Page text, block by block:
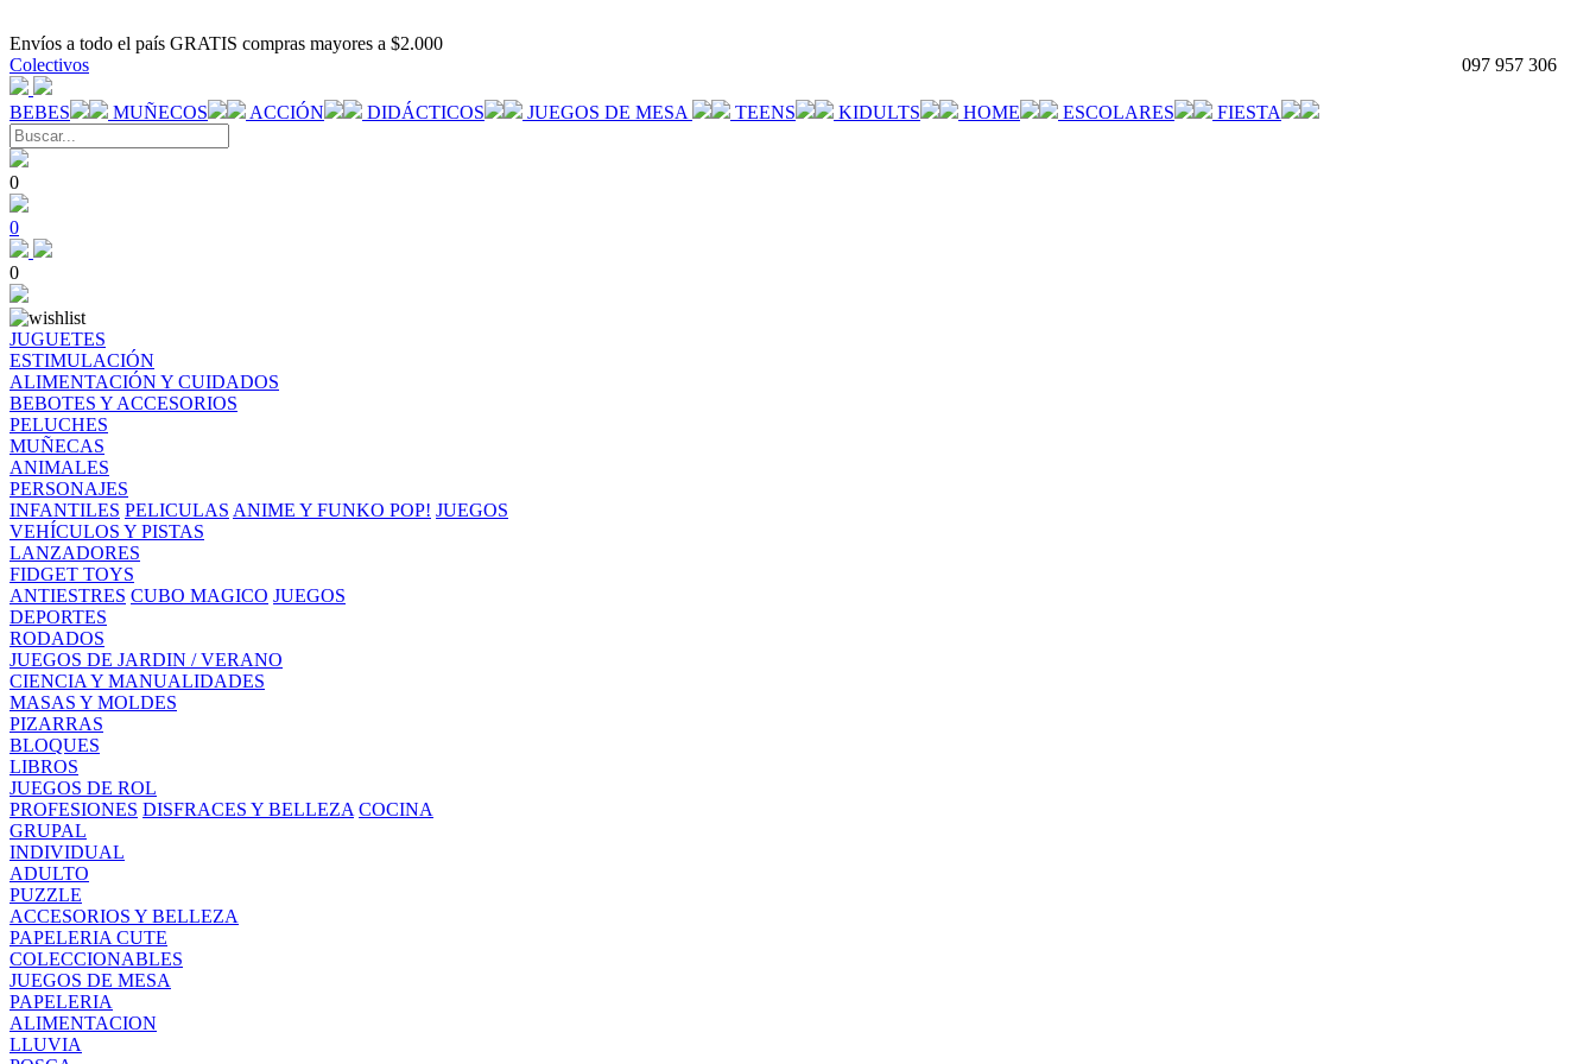
Envíos a todo el país GRATIS compras mayores a $2.000
097 957 306
Colectivos
BEBES MUÑECOS ACCIÓN DIDÁCTICOS JUEGOS DE MESA TEENS KIDULTS HOME ESCOLARES FIESTA
0
0
0
JUGUETES
ESTIMULACIÓN
ALIMENTACIÓN Y CUIDADOS
BEBOTES Y ACCESORIOS
PELUCHES
MUÑECAS
ANIMALES
PERSONAJES
INFANTILES PELICULAS ANIME Y FUNKO POP! JUEGOS
VEHÍCULOS Y PISTAS
LANZADORES
FIDGET TOYS
ANTIESTRES CUBO MAGICO JUEGOS
DEPORTES
RODADOS
JUEGOS DE JARDIN / VERANO
CIENCIA Y MANUALIDADES
MASAS Y MOLDES
PIZARRAS
BLOQUES
LIBROS
JUEGOS DE ROL
PROFESIONES DISFRACES Y BELLEZA COCINA
GRUPAL
INDIVIDUAL
ADULTO
PUZZLE
ACCESORIOS Y BELLEZA
PAPELERIA CUTE
COLECCIONABLES
JUEGOS DE MESA
PAPELERIA
ALIMENTACION
LLUVIA